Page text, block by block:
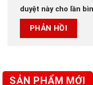
duyệt này cho lần
SẢN PHẨM MỚI